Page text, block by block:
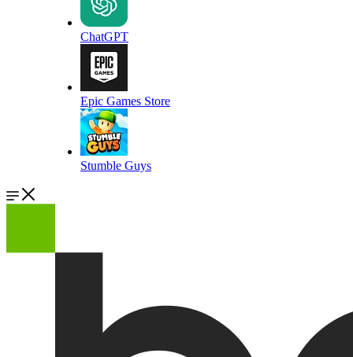
ChatGPT
Epic Games Store
Stumble Guys